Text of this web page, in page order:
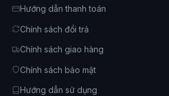
Hướng dẫn thanh toán
Chính sách đổi trả
Chính sách giao hàng
Chính sách bảo mật
Hướng dẫn sử dụng